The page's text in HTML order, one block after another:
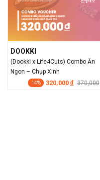
DOOKKI
(Dookki x Life4Cuts) Combo Ăn
Ngon – Chụp Xinh
14% 320,000 đ 370,000